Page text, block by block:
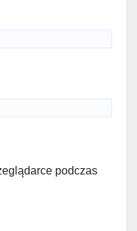
podczas